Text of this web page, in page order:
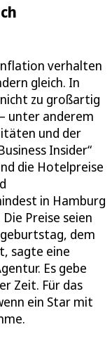
verhalten
gleich. In
zu großartig
unter anderem
und der
Insider“
die Hotelpreise
in Hamburg
Preise seien
dem
sagte eine
Es gebe
Zeit. Für das
ein Star mit